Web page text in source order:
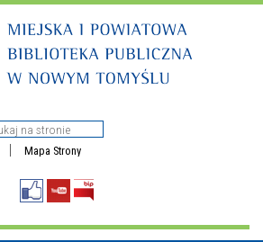
Mapa Strony